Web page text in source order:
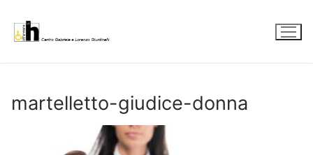
contenuto
martelletto-giudice-donna